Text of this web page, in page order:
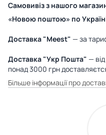
Самовивіз з нашого
«Новою поштою» по
Доставка "Meest" — за
Доставка "Укр Пошта" —
понад 3000 грн
Більше інформації про